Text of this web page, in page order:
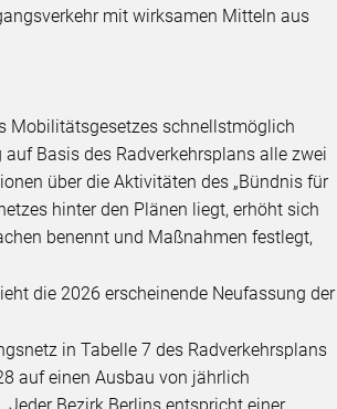
mit wirksamen Mitteln aus
Mobilitätsgesetzes schnellstmöglich
Basis des Radverkehrsplans alle zwei
über die Aktivitäten des „Bündnis für
hinter den Plänen liegt, erhöht sich
benennt und Maßnahmen festlegt,
die 2026 erscheinende Neufassung der
in Tabelle 7 des Radverkehrsplans
auf einen Ausbau von jährlich